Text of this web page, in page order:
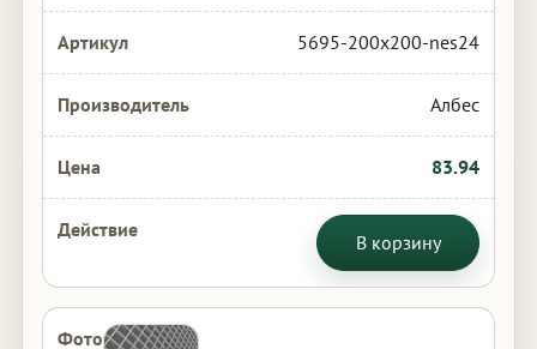
5695-200x200-nes24
Албес
83.94
В корзину